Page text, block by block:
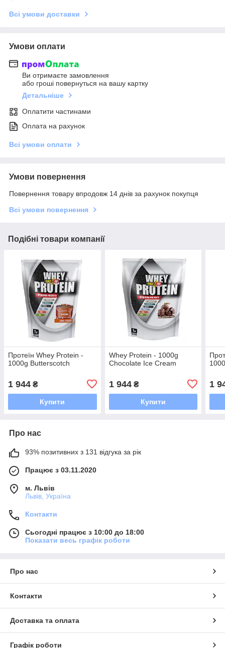
Всі умови доставки
Умови оплати
Ви отримаєте замовлення
або гроші повернуться на вашу картку
Детальніше
Оплатити частинами
Оплата на рахунок
Всі умови оплати
Умови повернення
Повернення товару впродовж 14 днів за рахунок покупця
Всі умови повернення
Подібні товари компанії
Протеїн Whey Protein -
1000g Butterscotch
1 944 ₴
Купити
Whey Protein - 1000g
Chocolate Ice Cream
1 944₴
Купити
1
Про нас
93% позитивних з 131 відгука за рік
Працює з 03.11.2020
м. Львів
Львів, Україна
Контакти
Сьогодні працює з 10:00 до 18:00
Показати весь графік роботи
Про нас
Контакти
Доставка та оплата
Графік роботи